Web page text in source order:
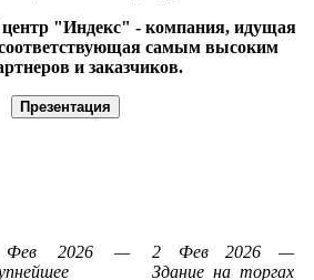
"Индекс" - компания, идущая
самым высоким
и заказчиков.
Презентация
2026 —
2 Фев 2026 —
Здание на торгах